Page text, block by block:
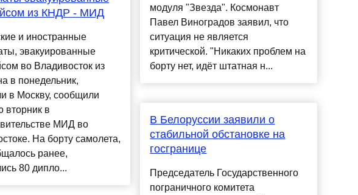
из КНДР - МИД
и иностранные
эвакуированные
во Владивосток из
в понедельник,
в Москву, сообщили
в
МИД во
На борту самолета,
ранее,
80 дипло...
модуля "Звезда". Космонавт
Павел Виноградов заявил, что
ситуация не является
критической. "Никаких проблем на
борту нет, идёт штатная н...
В Белоруссии заявили о
стабильной обстановке на
госгранице
Председатель Государственного
пограничного комитета